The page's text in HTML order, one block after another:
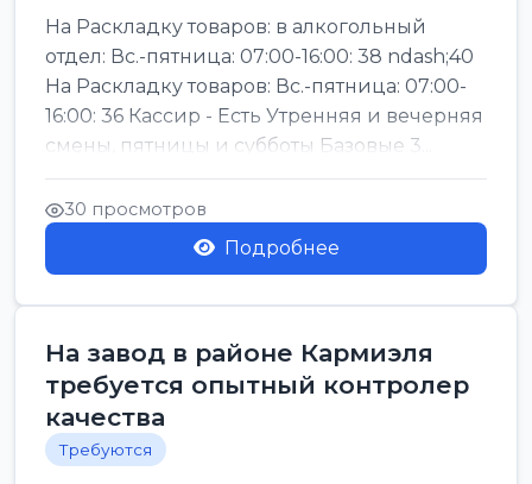
На Раскладку товаров: в алкогольный
отдел: Вс.-пятница: 07:00-16:00: 38 ndash;40
На Раскладку товаров: Вс.-пятница: 07:00-
16:00: 36 Кассир - Есть Утренняя и вечерняя
смены, пятницы и субботы Базовые 3...
30 просмотров
Подробнее
На завод в районе Кармиэля
требуется опытный контролер
качества
Требуются